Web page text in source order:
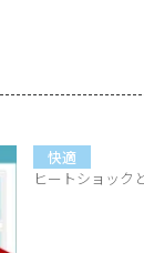
ヒートショック
快適